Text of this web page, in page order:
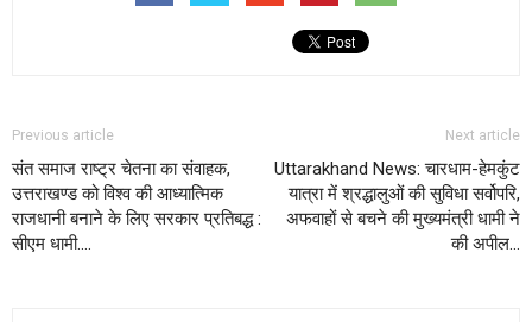
Previous article
संत समाज राष्ट्र चेतना का संवाहक,
उत्तराखण्ड को विश्व की आध्यात्मिक
राजधानी बनाने के लिए सरकार प्रतिबद्ध :
सीएम धामी….
Next article
Uttarakhand News: चारधाम-हेमकुंट
यात्रा में श्रद्धालुओं की सुविधा सर्वोपरि,
अफवाहों से बचने की मुख्यमंत्री धामी ने
की अपील…